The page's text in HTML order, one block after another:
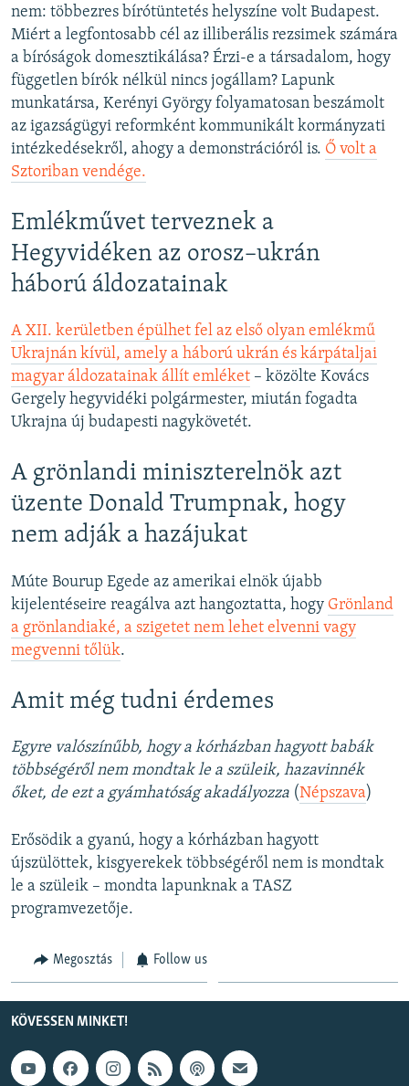
nem: többezres bírótüntetés helyszíne volt Budapest.
Miért a legfontosabb cél az illiberális rezsimek számára
a bíróságok domesztikálása? Érzi-e a társadalom, hogy
független bírók nélkül nincs jogállam? Lapunk
munkatársa, Kerényi György folyamatosan beszámolt
az igazságügyi reformként kommunikált kormányzati
intézkedésekről, ahogy a demonstrációról is. Ő volt a
Sztoriban vendége.
Emlékművet terveznek a
Hegyvidéken az orosz–ukrán
háború áldozatainak
A XII. kerületben épülhet fel az első olyan emlékmű
Ukrajnán kívül, amely a háború ukrán és kárpátaljai
magyar áldozatainak állít emléket – közölte Kovács
Gergely hegyvidéki polgármester, miután fogadta
Ukrajna új budapesti nagykövetét.
A grönlandi miniszterelnök azt
üzente Donald Trumpnak, hogy
nem adják a hazájukat
Múte Bourup Egede az amerikai elnök újabb
kijelentéseire reagálva azt hangoztatta, hogy Grönland
a grönlandiaké, a szigetet nem lehet elvenni vagy
megvenni tőlük.
Amit még tudni érdemes
Egyre valószínűbb, hogy a kórházban hagyott babák
többségéről nem mondtak le a szüleik, hazavinnék
őket, de ezt a gyámhatóság akadályozza (Népszava)
Erősödik a gyanú, hogy a kórházban hagyott
újszülöttek, kisgyerekek többségéről nem is mondtak
le a szüleik – mondta lapunknak a TASZ
programvezetője.
Megosztás Follow us
KÖVESSEN MINKET!